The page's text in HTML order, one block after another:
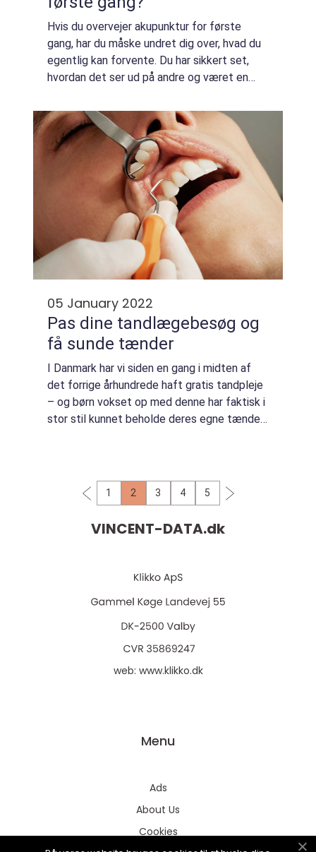
Hvis du overvejer akupunktur for første
gang, har du måske undret dig over, hvad du
egentlig kan forvente. Du har sikkert set,
hvordan det ser ud på andre og været en
ikke noget at være bange for, medmindre...
05 January 2022
Pas dine tandlægebesøg og
få sunde tænder
I Danmark har vi siden en gang i midten af
det forrige århundrede haft gratis tandpleje
– og børn vokset op med denne har faktisk i
stor stil kunnet beholde deres egne tænder
1 2 3 4 5
VINCENT-DATA.dk
web: www.klikko.dk
Menu
Ads
About Us
Cookies